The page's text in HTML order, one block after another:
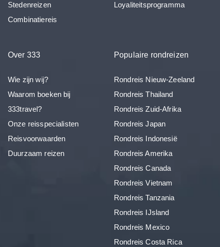
Stedenreizen
Combinatiereis
Loyaliteitsprogramma
Over 333
Wie zijn wij?
Waarom boeken bij
333travel?
Onze reisspecialisten
Reisvoorwaarden
Duurzaam reizen
Populaire rondreizen
Rondreis Nieuw-Zeeland
Rondreis Thailand
Rondreis Zuid-Afrika
Rondreis Japan
Rondreis Indonesië
Rondreis Amerika
Rondreis Canada
Rondreis Vietnam
Rondreis Tanzania
Rondreis IJsland
Rondreis Mexico
Rondreis Costa Rica